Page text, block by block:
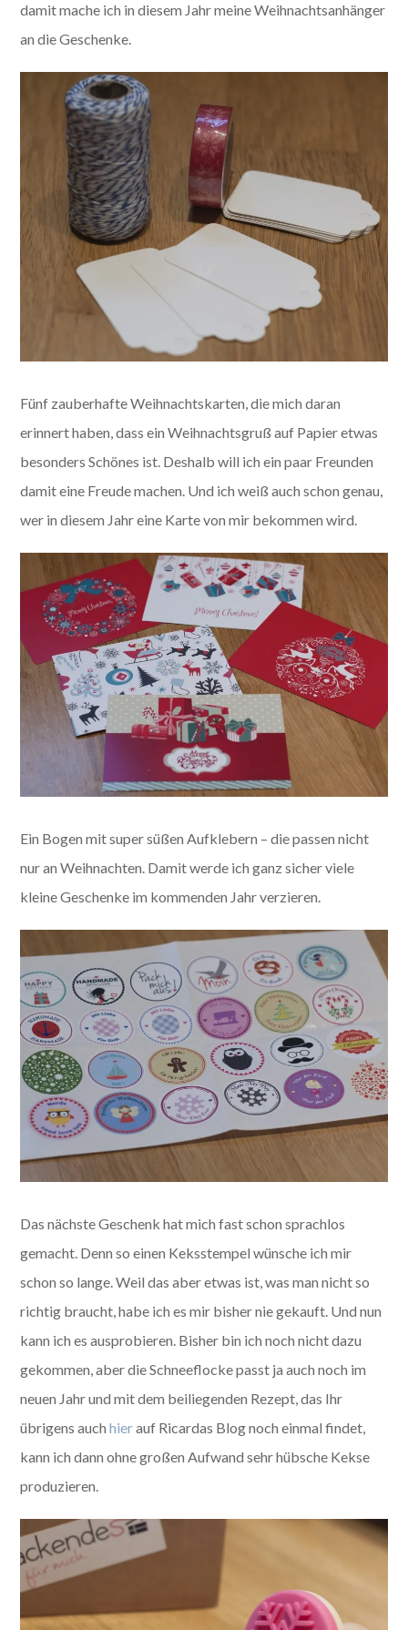
damit mache ich in diesem Jahr meine Weihnachtsanhänger
an die Geschenke.
Fünf zauberhafte Weihnachtskarten, die mich daran
erinnert haben, dass ein Weihnachtsgruß auf Papier etwas
besonders Schönes ist. Deshalb will ich ein paar Freunden
damit eine Freude machen. Und ich weiß auch schon genau,
wer in diesem Jahr eine Karte von mir bekommen wird.
Ein Bogen mit super süßen Aufklebern – die passen nicht
nur an Weihnachten. Damit werde ich ganz sicher viele
kleine Geschenke im kommenden Jahr verzieren.
Das nächste Geschenk hat mich fast schon sprachlos
gemacht. Denn so einen Keksstempel wünsche ich mir
schon so lange. Weil das aber etwas ist, was man nicht so
richtig braucht, habe ich es mir bisher nie gekauft. Und nun
kann ich es ausprobieren. Bisher bin ich noch nicht dazu
gekommen, aber die Schneeflocke passt ja auch noch im
neuen Jahr und mit dem beiliegenden Rezept, das Ihr
übrigens auchhierauf Ricardas Blog noch einmal findet,
kann ich dann ohne großen Aufwand sehr hübsche Kekse
produzieren.